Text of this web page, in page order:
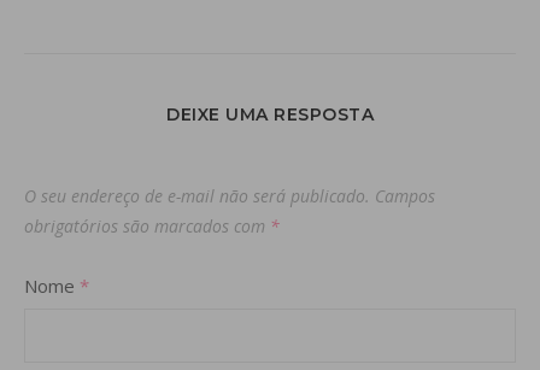
DEIXE UMA RESPOSTA
O seu endereço de e-mail não será publicado. Campos
obrigatórios são marcados com *
Nome *